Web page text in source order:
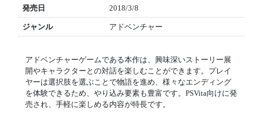
発売日 2018/3/8
ジャンル アドベンチャー
アドベンチャーゲームである本作は、興味深いストーリー展
開やキャラクターとの対話を楽しむことができます。プレイ
ヤーは選択肢を選ぶことで物語を進め、様々なエンディング
を体験できるため、やり込み要素も豊富です。PSVita向けに発
売され、手軽に楽しめる内容が特長です。